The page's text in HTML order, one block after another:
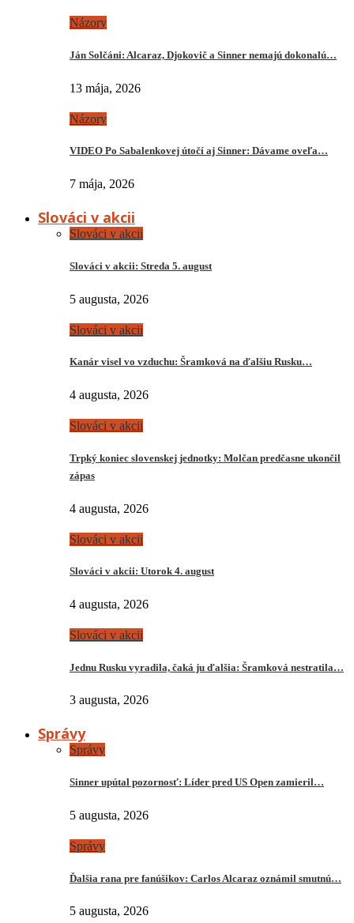
Názory
Ján Solčáni: Alcaraz, Djokovič a Sinner nemajú dokonalú…
13 mája, 2026
Názory
VIDEO Po Sabalenkovej útočí aj Sinner: Dávame oveľa…
7 mája, 2026
Slováci v akcii
Slováci v akcii
Slováci v akcii: Streda 5. august
5 augusta, 2026
Slováci v akcii
Kanár visel vo vzduchu: Šramková na ďalšiu Rusku…
4 augusta, 2026
Slováci v akcii
Trpký koniec slovenskej jednotky: Molčan predčasne ukončil
zápas
4 augusta, 2026
Slováci v akcii
Slováci v akcii: Utorok 4. august
4 augusta, 2026
Slováci v akcii
Jednu Rusku vyradila, čaká ju ďalšia: Šramková nestratila…
3 augusta, 2026
Správy
Správy
Sinner upútal pozornosť: Líder pred US Open zamieril…
5 augusta, 2026
Správy
Ďalšia rana pre fanúšikov: Carlos Alcaraz oznámil smutnú…
5 augusta, 2026